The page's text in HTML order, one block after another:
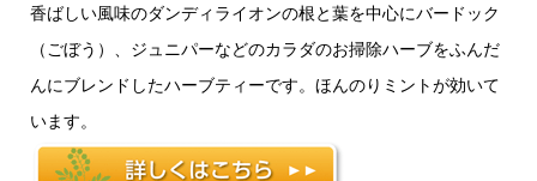
香ばしい風味のダンディライオンの根と葉を中心にバードック
（ごぼう）、ジュニパーなどのカラダのお掃除ハーブをふんだ
んにブレンドしたハーブティーです。ほんのりミントが効いて
います。